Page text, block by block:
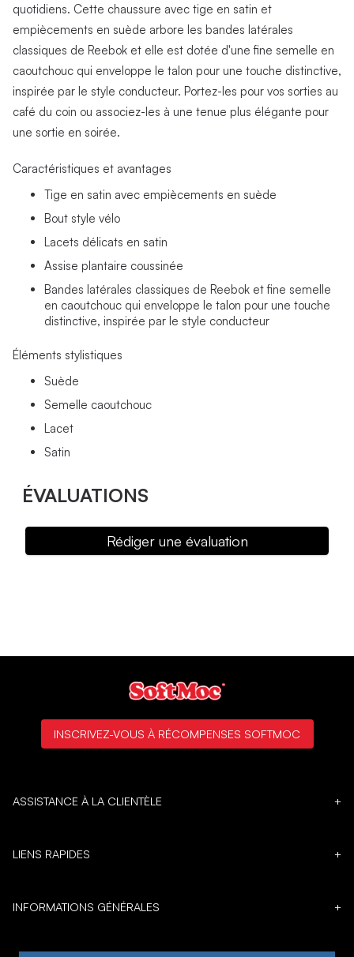
quotidiens. Cette chaussure avec tige en satin et
empiècements en suède arbore les bandes latérales
classiques de Reebok et elle est dotée d'une fine semelle en
caoutchouc qui enveloppe le talon pour une touche distinctive,
inspirée par le style conducteur. Portez-les pour vos sorties au
café du coin ou associez-les à une tenue plus élégante pour
une sortie en soirée.
Caractéristiques et avantages
Tige en satin avec empiècements en suède
Bout style vélo
Lacets délicats en satin
Assise plantaire coussinée
Bandes latérales classiques de Reebok et fine semelle
en caoutchouc qui enveloppe le talon pour une touche
distinctive, inspirée par le style conducteur
Éléments stylistiques
Suède
Semelle caoutchouc
Lacet
Satin
ÉVALUATIONS
Rédiger une évaluation
ASSISTANCE À LA CLIENTÈLE +
LIENS RAPIDES +
INFORMATIONS GÉNÉRALES +
INSCRIVEZ-VOUS À RÉCOMPENSES SOFTMOC